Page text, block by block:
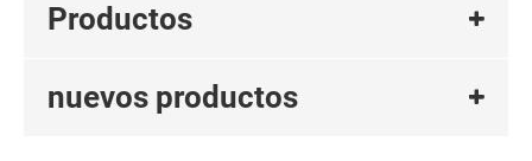
Productos
nuevos productos